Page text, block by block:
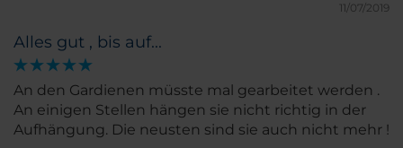
11/07/2019
Alles gut , bis auf...
An den Gardienen müsste mal gearbeitet werden .
An einigen Stellen hängen sie nicht richtig in der
Aufhängung. Die neusten sind sie auch nicht mehr !